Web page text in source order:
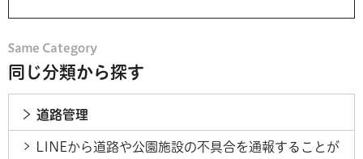
同じ分類から探す
道路管理
LINEから道路や公園施設の不具合を通報することが